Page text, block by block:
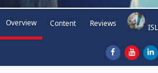
Overview Content Reviews